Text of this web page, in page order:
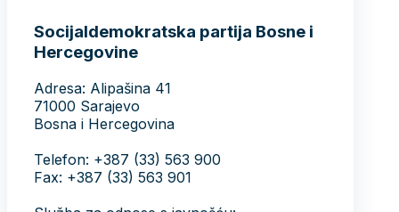
Socijaldemokratska partija Bosne i
Hercegovine
Adresa: Alipašina 41
71000 Sarajevo
Bosna i Hercegovina
Telefon: +387 (33) 563 900
Fax: +387 (33) 563 901